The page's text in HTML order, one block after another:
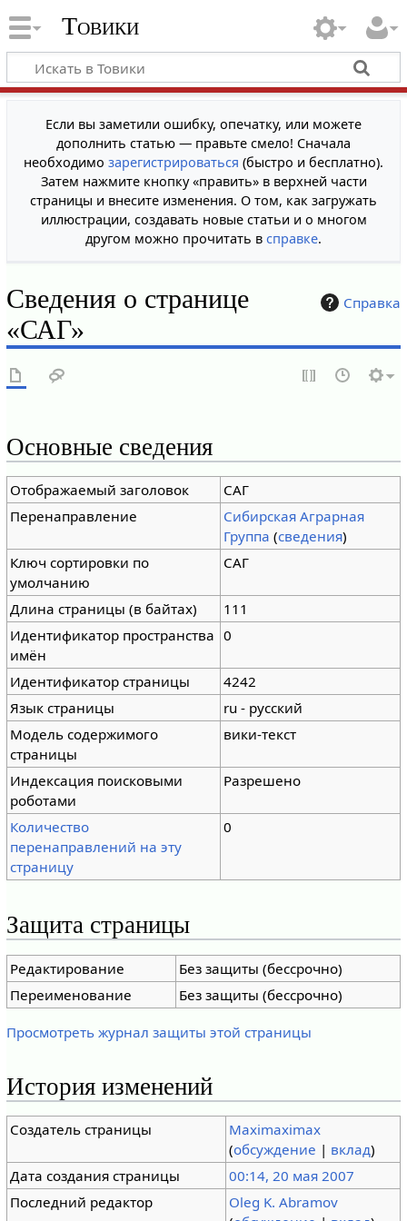
Товики
Если вы заметили ошибку, опечатку, или можете
дополнить статью — правьте смело! Сначала
необходимо зарегистрироваться (быстро и бесплатно).
Затем нажмите кнопку «править» в верхней части
страницы и внесите изменения. О том, как загружать
иллюстрации, создавать новые статьи и о многом
другом можно прочитать в справке.
Справка
Сведения о странице
«САГ»
Основные сведения
Отображаемый заголовок
САГ
Перенаправление
Сибирская Аграрная
Группа (сведения)
Ключ сортировки по
умолчанию
САГ
Длина страницы (в байтах)
111
Идентификатор пространства
имён
0
Идентификатор страницы
4242
Язык страницы
ru - русский
Модель содержимого
страницы
вики-текст
Индексация поисковыми
роботами
Разрешено
Количество
перенаправлений на эту
страницу
0
Защита страницы
Редактирование
Без защиты (бессрочно)
Переименование
Без защиты (бессрочно)
Просмотреть журнал защиты этой страницы
История изменений
Создатель страницы
Maximaximax
(обсуждение | вклад)
Дата создания страницы
00:14, 20 мая 2007
Последний редактор
Oleg K. Abramov